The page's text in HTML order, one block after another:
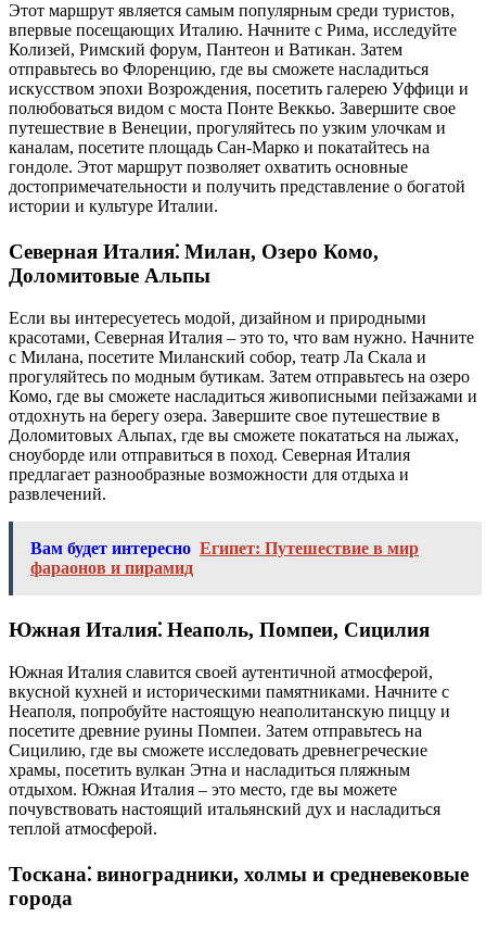
Этот маршрут является самым популярным среди туристов,
впервые посещающих Италию. Начните с Рима, исследуйте
Колизей, Римский форум, Пантеон и Ватикан. Затем
отправьтесь во Флоренцию, где вы сможете насладиться
искусством эпохи Возрождения, посетить галерею Уффици и
полюбоваться видом с моста Понте Веккьо. Завершите свое
путешествие в Венеции, прогуляйтесь по узким улочкам и
каналам, посетите площадь Сан-Марко и покатайтесь на
гондоле. Этот маршрут позволяет охватить основные
достопримечательности и получить представление о богатой
истории и культуре Италии.
Северная Италия⁚ Милан, Озеро Комо,
Доломитовые Альпы
Если вы интересуетесь модой, дизайном и природными
красотами, Северная Италия – это то, что вам нужно. Начните
с Милана, посетите Миланский собор, театр Ла Скала и
прогуляйтесь по модным бутикам. Затем отправьтесь на озеро
Комо, где вы сможете насладиться живописными пейзажами и
отдохнуть на берегу озера. Завершите свое путешествие в
Доломитовых Альпах, где вы сможете покататься на лыжах,
сноуборде или отправиться в поход. Северная Италия
предлагает разнообразные возможности для отдыха и
развлечений.
Вам будет интересно Египет: Путешествие в мир
фараонов и пирамид
Южная Италия⁚ Неаполь, Помпеи, Сицилия
Южная Италия славится своей аутентичной атмосферой,
вкусной кухней и историческими памятниками. Начните с
Неаполя, попробуйте настоящую неаполитанскую пиццу и
посетите древние руины Помпеи. Затем отправьтесь на
Сицилию, где вы сможете исследовать древнегреческие
храмы, посетить вулкан Этна и насладиться пляжным
отдыхом. Южная Италия – это место, где вы можете
почувствовать настоящий итальянский дух и насладиться
теплой атмосферой.
Тоскана⁚ виноградники, холмы и средневековые
города